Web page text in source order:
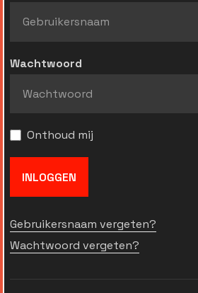
Wachtwoord
Onthoud mij
INLOGGEN
Gebruikersnaam vergeten?
Wachtwoord vergeten?